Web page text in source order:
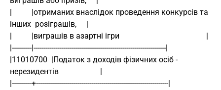
|          |отриманих внаслідок проведення конкурсів та
інших  розіграшів,     |
|          |виграшів в азартні ігри                                            |
|----------|-------------------------------------------------------------------|
|11010700  |Податок з доходів фізичних осіб -
нерезидентів                     |
|----------+-------------------------------------------------------------------|